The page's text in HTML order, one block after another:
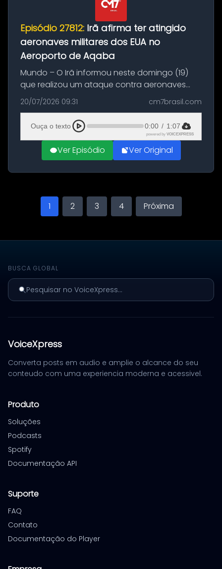
Episódio 27812: Irã afirma ter atingido
aeronaves militares dos EUA no
Aeroporto de Aqaba
Mundo – O Irã informou neste domingo (19)
que realizou um ataque contra aeronaves
militares dos Estados Unidos estacionadas no
Aeroporto de Aqaba, na Jordânia, durante a
21ª fase da Operação Nasr 2. A...
20/07/2026 09:31 cm7brasil.com
Ouça o texto 0:00 / 1:07
powered by VOICEXPRESS
Ver Episódio Ver Original
1 2 3 4 Próxima
BUSCA GLOBAL
Pesquisar no VoiceXpress...
VoiceXpress
Converta posts em audio e amplie o alcance do seu
conteudo com uma experiencia moderna e acessivel.
Produto
Soluções
Podcasts
Spotify
Documentação API
Suporte
FAQ
Contato
Documentação do Player